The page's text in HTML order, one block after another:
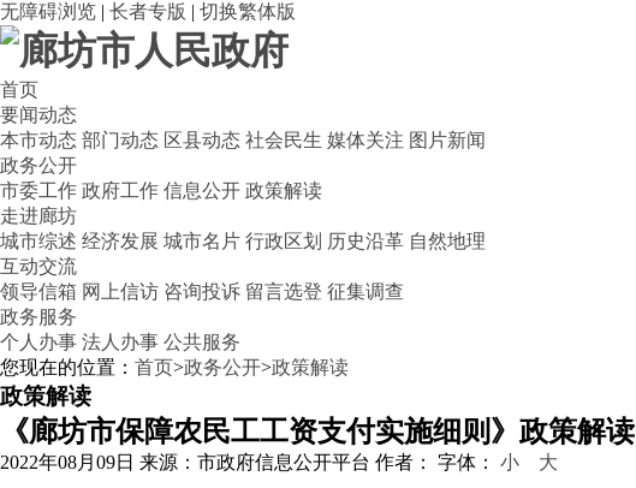
无障碍浏览 | 长者专版 | 切换繁体版
首页
要闻动态
本市动态 部门动态 区县动态 社会民生 媒体关注 图片新闻
政务公开
市委工作 政府工作 信息公开 政策解读
走进廊坊
城市综述 经济发展 城市名片 行政区划 历史沿革 自然地理
互动交流
领导信箱 网上信访 咨询投诉 留言选登 征集调查
政务服务
个人办事 法人办事 公共服务
您现在的位置： 首页>政务公开>政策解读
政策解读
《廊坊市保障农民工工资支付实施细则》政策解读
2022年08月09日 来源：市政府信息公开平台 作者： 字体： 小 大